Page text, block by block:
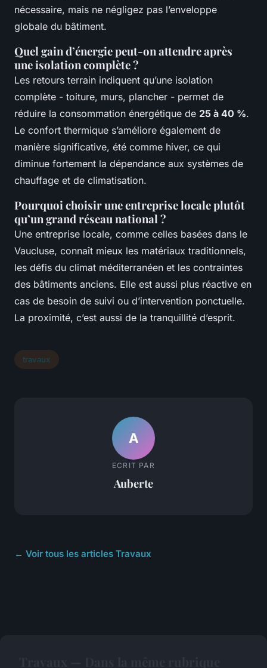
nécessaire, mais ne négligez pas l’enveloppe
globale du bâtiment.
Quel gain d’énergie peut-on attendre après
une isolation complète ?
Les retours terrain indiquent qu’une isolation
complète - toiture, murs, plancher - permet de
réduire la consommation énergétique de 25 à 40 %.
Le confort thermique s’améliore également de
manière significative, été comme hiver, ce qui
diminue fortement la dépendance aux systèmes de
chauffage et de climatisation.
Pourquoi choisir une entreprise locale plutôt
qu’un grand réseau national ?
Une entreprise locale, comme celles basées dans le
Vaucluse, connaît mieux les matériaux traditionnels,
les défis du climat méditerranéen et les contraintes
des bâtiments anciens. Elle est aussi plus réactive en
cas de besoin de suivi ou d’intervention ponctuelle.
La proximité, c’est aussi de la tranquillité d’esprit.
travaux
A
ECRIT PAR
Auberte
← Voir tous les articles Travaux